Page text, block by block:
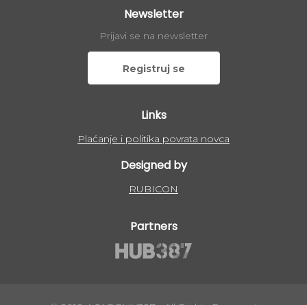
Newsletter
Prijavi se na newsletter
Registruj se
Links
Plaćanje i politika povrata novca
Designed by
RUBICON
Partners